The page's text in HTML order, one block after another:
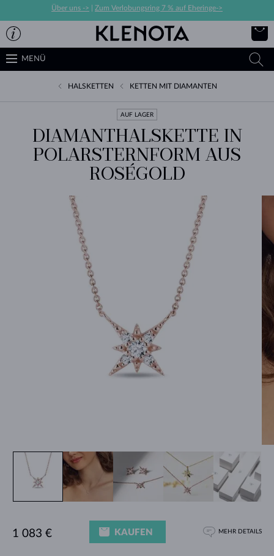
Über uns -> Zum Verlobungsring 7 % auf Eheringe->
MENÜ
HALSKETTEN KETTEN MIT DIAMANTEN
AUF LAGER
DIAMANTHALSKETTE IN
POLARSTERNFORM AUS
ROSÉGOLD
1 083 € KAUFEN MEHR DETAILS